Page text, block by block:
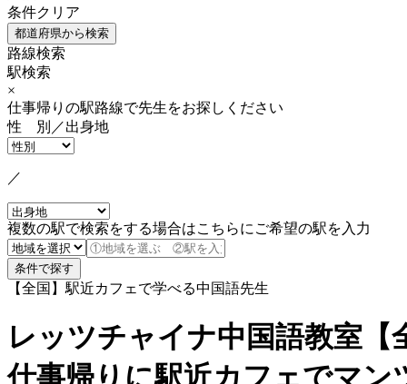
条件クリア
路線検索
駅検索
×
仕事帰りの駅路線で先生をお探しください
性 別／出身地
／
複数の駅で検索をする場合はこちらにご希望の駅を入力
【全国】駅近カフェで学べる中国語先生
レッツチャイナ中国語教室【
仕事帰りに駅近カフェでマン